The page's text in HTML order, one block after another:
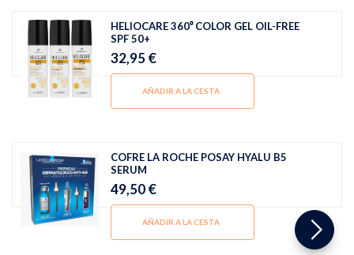
HELIOCARE 360⁰ COLOR GEL OIL-FREE
SPF 50+
32,95 €
AÑADIR A LA CESTA
COFRE LA ROCHE POSAY HYALU B5
SERUM
49,50 €
AÑADIR A LA CESTA